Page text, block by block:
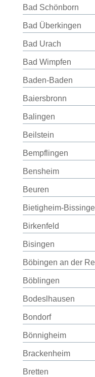
Bad Schönborn
Bad Überkingen
Bad Urach
Bad Wimpfen
Baden-Baden
Baiersbronn
Balingen
Beilstein
Bempflingen
Bensheim
Beuren
Bietigheim-
Birkenfeld
Bisingen
Böbingen an der
Böblingen
Bodeslhausen
Bondorf
Bönnigheim
Brackenheim
Bretten